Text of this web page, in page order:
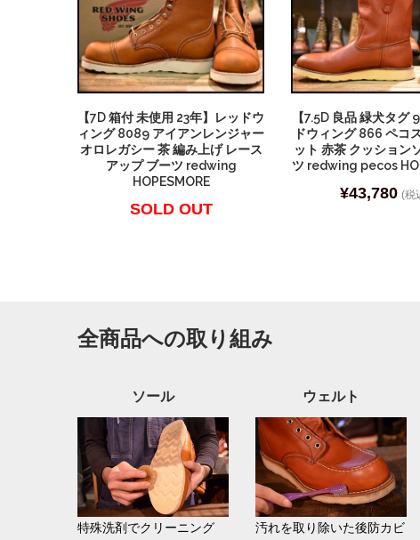
【7D 箱付 未使用 23年】レッドウ
ィング 8089 アイアンレンジャー
オロレガシー 茶 編み上げ レース
アップ ブーツ redwing
HOPESMORE
SOLD OUT
【7.5D 良品 緑犬タグ
ドウィング 866 ペコ
ット 赤茶 クッション
ツ redwing pecos
¥43,780 (税
全商品への取り組み
ソール
特殊洗剤でクリーニング
ウェルト
汚れを取り除いた後防カビ